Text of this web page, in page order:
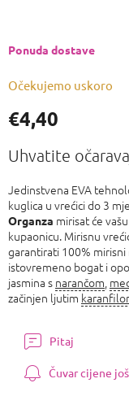
€4,40
Izmjeri
cijenu:
Očekujemo uskoro
Ponuda dostave
Uhvatite
Jedinstvena EVA
kuglica u vrećici do 3
Organza mirisat će
kupaonicu. Mirisnu
garantirati 100%
istovremeno bogat i
jasmina s narančom
začinjen ljutim
Pitaj
Čuvar cijene